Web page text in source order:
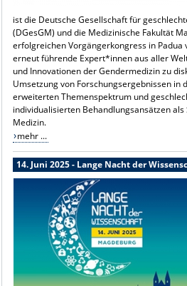
ist die Deutsche Gesellschaft für
(DGesGM) und die Medizinische Fakultät
erfolgreichen Vorgängerkongress in
erneut führende Expert*innen aus aller
und Innovationen der Gendermedizin zu
Umsetzung von Forschungsergebnissen in
erweiterten Themenspektrum und
individualisierten Behandlungsansätzen
Medizin.
mehr ...
14. Juni 2025 - Lange Nacht der